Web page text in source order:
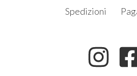
Spedizioni